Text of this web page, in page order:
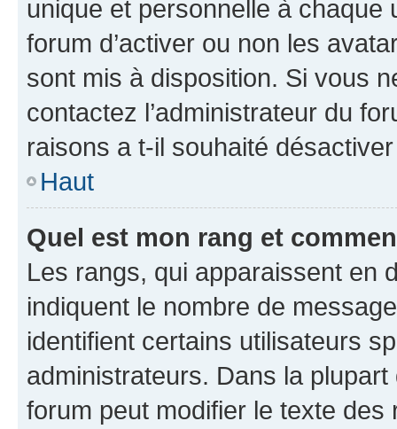
unique et personnelle à chaque
forum d’activer ou non les
sont mis à disposition. Si vous
contactez l’administrateur du
raisons a t-il souhaité
Haut
Quel est mon rang et
Les rangs, qui apparaissent en
indiquent le nombre de
identifient certains utilisateurs
administrateurs. Dans la
forum peut modifier le texte